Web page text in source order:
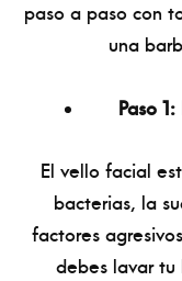
paso a paso con
una
Paso
El vello facial
bacterias, la
factores
debes lavar